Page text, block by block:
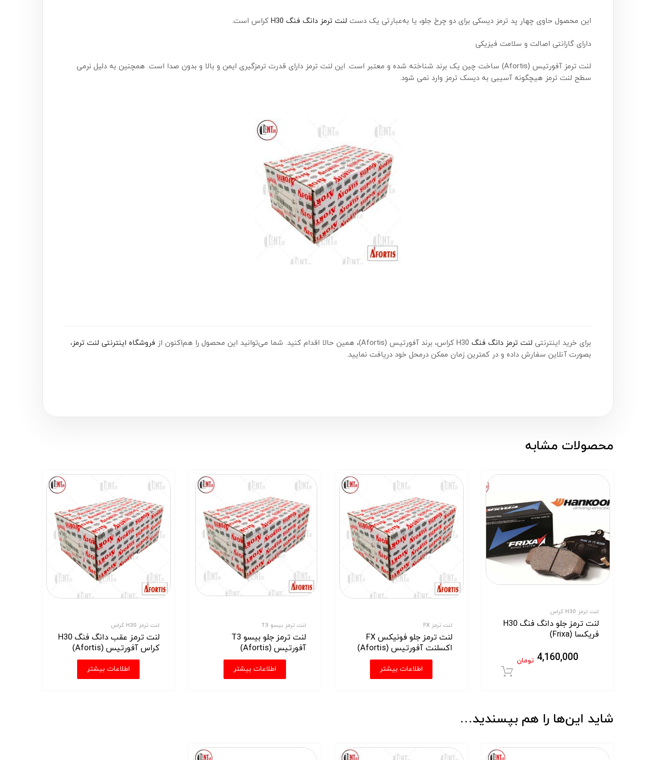
این محصول حاوی چهار پد ترمز دیسکی برای دو چرخ جلو، یا به‌عبارتی یک دست لنت ترمز دانگ فنگ H30 کراس است.
دارای گارانتی اصالت و سلامت فیزیکی
لنت ترمز آفورتیس (Afortis) ساخت چین یک برند شناخته شده و معتبر است. این لنت ترمز دارای قدرت ترمزگیری ایمن و بالا و بدون صدا است. همچنین به دلیل نرمی
سطح لنت ترمز هیچگونه آسیبی به دیسک ترمز وارد نمی شود.
برای خرید اینترنتی لنت ترمز دانگ فنگ فروشگاه اینترنتی لنت ترمز،
بصورت آنلاین سفارش داده و در کمترین زمان ممکن درمحل خود دریافت نمایید.
شاید این‌ها را هم بپسندید…
محصولات مشابه
لنت ترمز H30 کراس
لنت ترمز جلو دانگ فنگ H30
فریکسا (Frixa)
4,160,000 تومان
لنت ترمز FX
لنت ترمز جلو فونیکس FX
اکسلنت آفورتیس (Afortis)
اطلاعات بیشتر
لنت ترمز بیسو T3
لنت ترمز جلو بیسو T3
آفورتیس (Afortis)
اطلاعات بیشتر
لنت ترمز H30 کراس
لنت ترمز عقب دانگ فنگ H30
کراس آفورتیس (Afortis)
اطلاعات بیشتر